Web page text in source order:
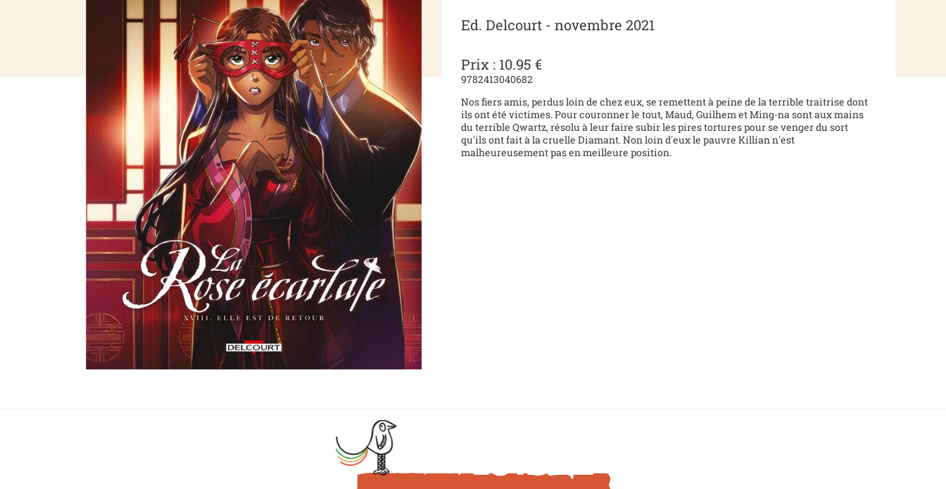
Ed. Delcourt - novembre 2021
Prix : 10.95 €
9782413040682
Nos fiers amis, perdus loin de chez eux, se remettent à peine de la terrible traitrise dont
ils ont été victimes. Pour couronner le tout, Maud, Guilhem et Ming-na sont aux mains
du terrible Qwartz, résolu à leur faire subir les pires tortures pour se venger du sort
qu'ils ont fait à la cruelle Diamant. Non loin d'eux le pauvre Killian n'est
malheureusement pas en meilleure position.